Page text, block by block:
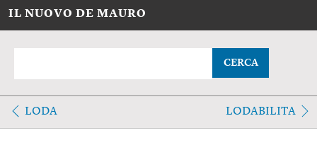
IL NUOVO DE MAURO
CERCA
LODA LODABILITA